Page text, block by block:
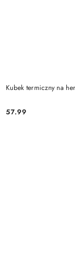
Kubek termiczny na
Cena:
57.99